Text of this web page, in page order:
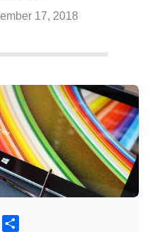
17, 2018
WhatsApp